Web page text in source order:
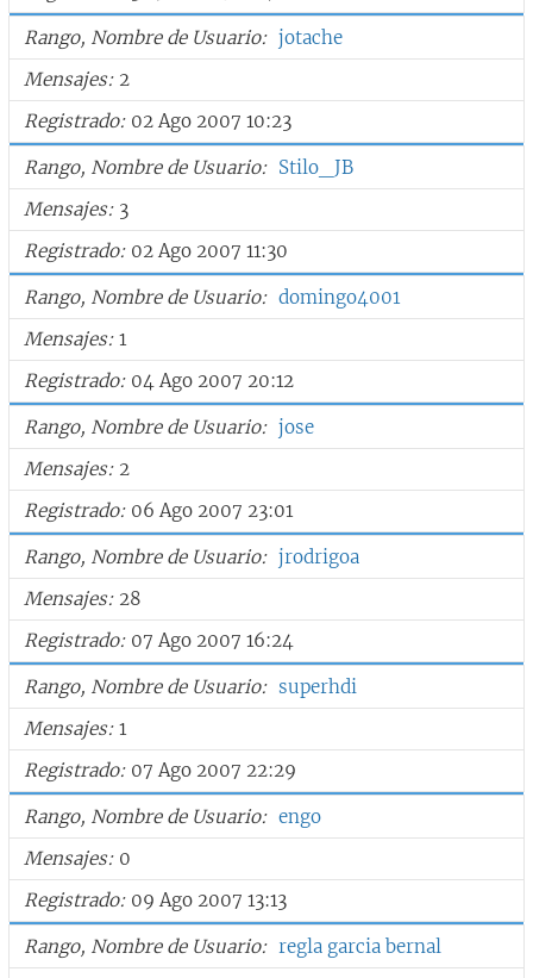
Rango, Nombre de Usuario
jotache
Mensajes 2
Registrado 02 Ago 2007 10:23
Rango, Nombre de Usuario
Stilo_JB
Mensajes 3
Registrado 02 Ago 2007 11:30
Rango, Nombre de Usuario
domingo4001
Mensajes 1
Registrado 04 Ago 2007 20:12
Rango, Nombre de Usuario
jose
Mensajes 2
Registrado 06 Ago 2007 23:01
Rango, Nombre de Usuario
jrodrigoa
Mensajes 28
Registrado 07 Ago 2007 16:24
Rango, Nombre de Usuario
superhdi
Mensajes 1
Registrado 07 Ago 2007 22:29
Rango, Nombre de Usuario
engo
Mensajes 0
Registrado 09 Ago 2007 13:13
Rango, Nombre de Usuario
regla garcia bernal